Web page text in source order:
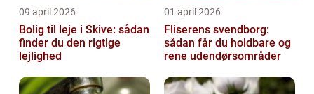
09 april 2026
Bolig til leje i Skive: sådan
finder du den rigtige
lejlighed
01 april 2026
Fliserens svendborg:
sådan får du holdbare og
rene udendørsområder